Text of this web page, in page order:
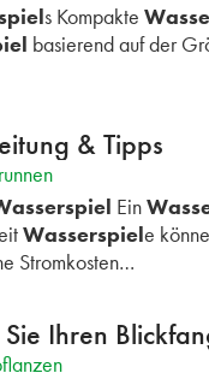
s Kompakte
basierend auf der
& Tipps
Ein
Wasserspiele
Stromkosten…
Ihren